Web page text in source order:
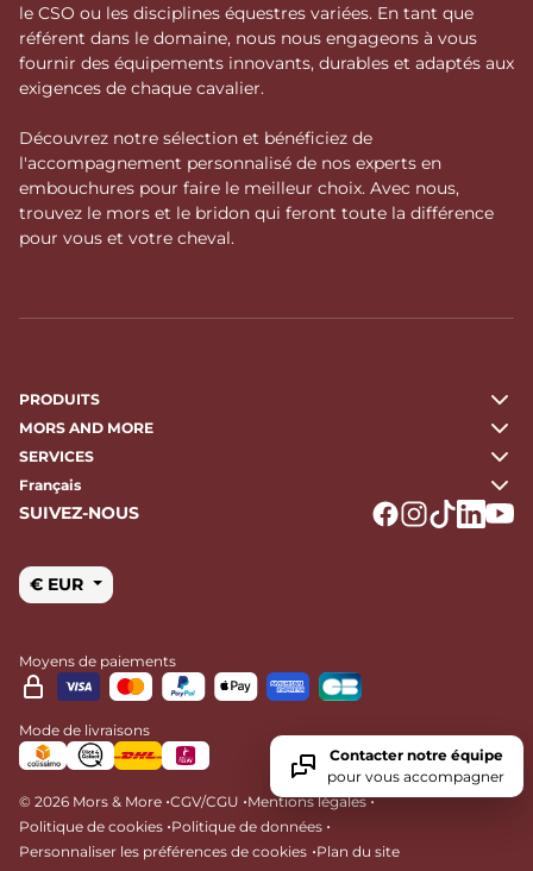
le CSO ou les disciplines équestres variées. En tant que
référent dans le domaine, nous nous engageons à vous
fournir des équipements innovants, durables et adaptés aux
exigences de chaque cavalier.
Découvrez notre sélection et bénéficiez de
l'accompagnement personnalisé de nos experts en
embouchures pour faire le meilleur choix. Avec nous,
trouvez le mors et le bridon qui feront toute la différence
pour vous et votre cheval.
PRODUITS
MORS AND MORE
SERVICES
Français
SUIVEZ-NOUS
€ EUR
Moyens de paiements
Mode de livraisons
© 2026 Mors & More •CGV/CGU •Mentions légales•
Politique de cookies •Politique de données •
Personnaliser les préférences de cookies •Plan du site
Contacter notre équipe
pour vous accompagner